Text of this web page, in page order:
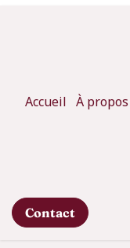
Accueil À propos
Contact